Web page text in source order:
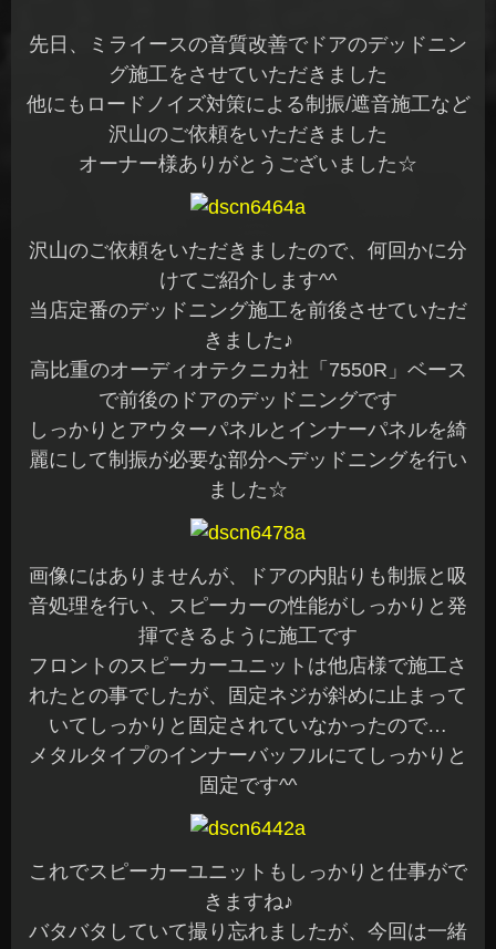
先日、ミライースの音質改善でドアのデッドニン
グ施工をさせていただきました
他にもロードノイズ対策による制振/遮音施工など
沢山のご依頼をいただきました
オーナー様ありがとうございました☆
沢山のご依頼をいただきましたので、何回かに分
けてご紹介します^^
当店定番のデッドニング施工を前後させていただ
きました♪
高比重のオーディオテクニカ社「7550R」ベース
で前後のドアのデッドニングです
しっかりとアウターパネルとインナーパネルを綺
麗にして制振が必要な部分へデッドニングを行い
ました☆
画像にはありませんが、ドアの内貼りも制振と吸
音処理を行い、スピーカーの性能がしっかりと発
揮できるように施工です
フロントのスピーカーユニットは他店様で施工さ
れたとの事でしたが、固定ネジが斜めに止まって
いてしっかりと固定されていなかったので…
メタルタイプのインナーバッフルにてしっかりと
固定です^^
これでスピーカーユニットもしっかりと仕事がで
きますね♪
バタバタしていて撮り忘れましたが、今回は一緒